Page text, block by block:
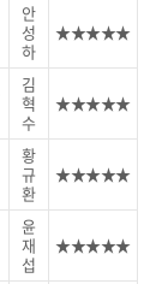
안
성
하
★★★★★
김
혁
수
★★★★★
황
규
환
★★★★★
윤
재
섭
★★★★★